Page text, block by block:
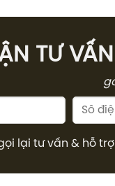
TƯ VẤN
lại tư vấn & hỗ